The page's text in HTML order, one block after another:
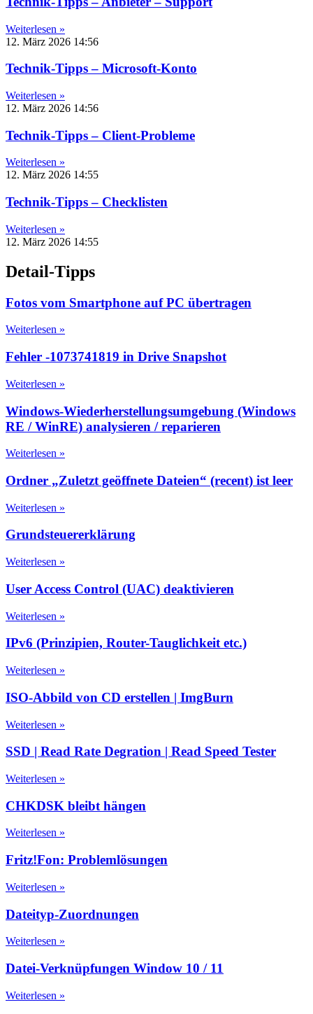
Weiterlesen »
12. März 2026 14:56
Technik-Tipps – Microsoft-Konto
Weiterlesen »
12. März 2026 14:56
Technik-Tipps – Client-Probleme
Weiterlesen »
12. März 2026 14:55
Technik-Tipps – Checklisten
Weiterlesen »
12. März 2026 14:55
Detail-Tipps
Fotos vom Smartphone auf PC übertragen
Weiterlesen »
Fehler -1073741819 in Drive Snapshot
Weiterlesen »
Windows-Wiederherstellungsumgebung (Windows
RE / WinRE) analysieren / reparieren
Weiterlesen »
Ordner „Zuletzt geöffnete Dateien“ (recent) ist leer
Weiterlesen »
Grundsteuererklärung
Weiterlesen »
User Access Control (UAC) deaktivieren
Weiterlesen »
IPv6 (Prinzipien, Router-Tauglichkeit etc.)
Weiterlesen »
ISO-Abbild von CD erstellen | ImgBurn
Weiterlesen »
SSD | Read Rate Degration | Read Speed Tester
Weiterlesen »
CHKDSK bleibt hängen
Weiterlesen »
Fritz!Fon: Problemlösungen
Weiterlesen »
Dateityp-Zuordnungen
Weiterlesen »
Datei-Verknüpfungen Window 10 / 11
Weiterlesen »